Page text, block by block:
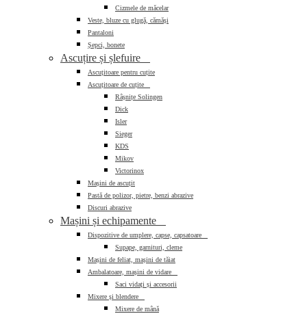
Cizmele de măcelar
Veste, bluze cu glugă, cămăși
Pantaloni
Șepci, bonete
Ascuțire și șlefuire
Ascuțitoare pentru cuțite
Ascuțitoare de cuțite
Râșnițe Solingen
Dick
Isler
Sieger
KDS
Mikov
Victorinox
Mașini de ascuțit
Pastă de polizor, pietre, benzi abrazive
Discuri abrazive
Mașini și echipamente
Dispozitive de umplere, capse, capsatoare
Supape, garnituri, cleme
Mașini de feliat, mașini de tăiat
Ambalatoare, mașini de vidare
Saci vidați și accesorii
Mixere și blendere
Mixere de mână